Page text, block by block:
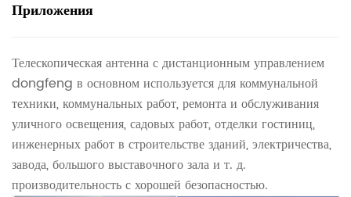
Приложения
Телескопическая антенна с дистанционным управлением
dongfeng в основном используется для коммунальной
техники, коммунальных работ, ремонта и обслуживания
уличного освещения, садовых работ, отделки гостиниц,
инженерных работ в строительстве зданий, электричества,
завода, большого выставочного зала и т. д.
производительность с хорошей безопасностью.